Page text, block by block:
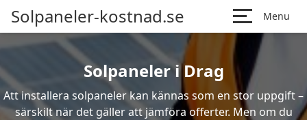
Solpaneler-kostnad.se Menu
Solpaneler i Drag
Att installera solpaneler kan kännas som en stor uppgift –
särskilt när det gäller att jämföra offerter. Men om du